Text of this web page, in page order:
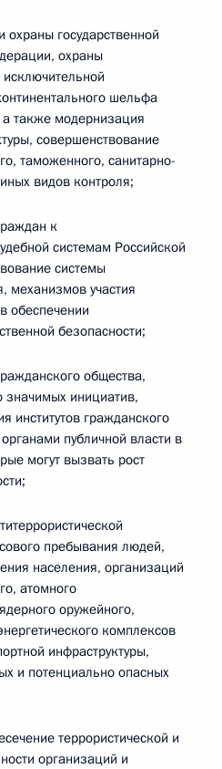
государственной
охраны
шельфа
также модернизация
совершенствование
таможенного, санитарно-
видов контроля;
к
системам Российской
системы
механизмов участия
обеспечении
безопасности;
общества,
инициатив,
институтов гражданского
публичной власти в
могут вызвать рост
пребывания людей,
населения, организаций
атомного
оружейного,
комплексов
инфраструктуры,
и потенциально опасных
террористической и
организаций и